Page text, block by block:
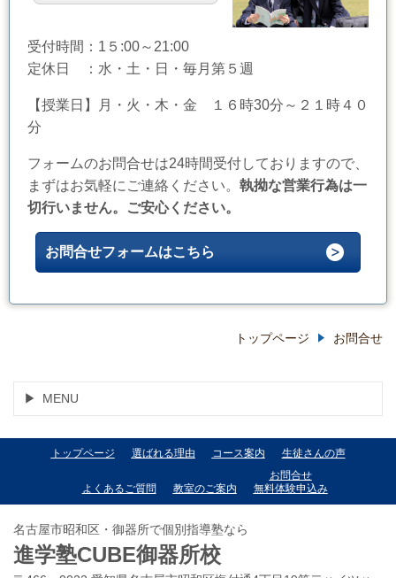
受付時間：1５:00～21:00
定休日 ：水・土・日・毎月第５週
【授業日】月・火・木・金 １６時30分～２１時４０
分
フォームのお問合せは24時間受付しておりますので、
まずはお気軽にご連絡ください。 執拗な営業行為は一
切行いません。ご安心ください。
お問合せフォームはこちら
トップページ お問合せ
MENU
トップページ 選ばれる理由 コース案内 生徒さんの声
よくあるご質問 教室のご案内
お問合せ
無料体験申込み
名古屋市昭和区・御器所で個別指導塾なら
進学塾CUBE御器所校